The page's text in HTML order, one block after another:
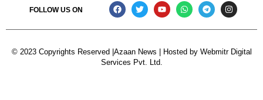
FOLLOW US ON
© 2023 Copyrights Reserved |Azaan News | Hosted by Webmitr Digital
Services Pvt. Ltd.